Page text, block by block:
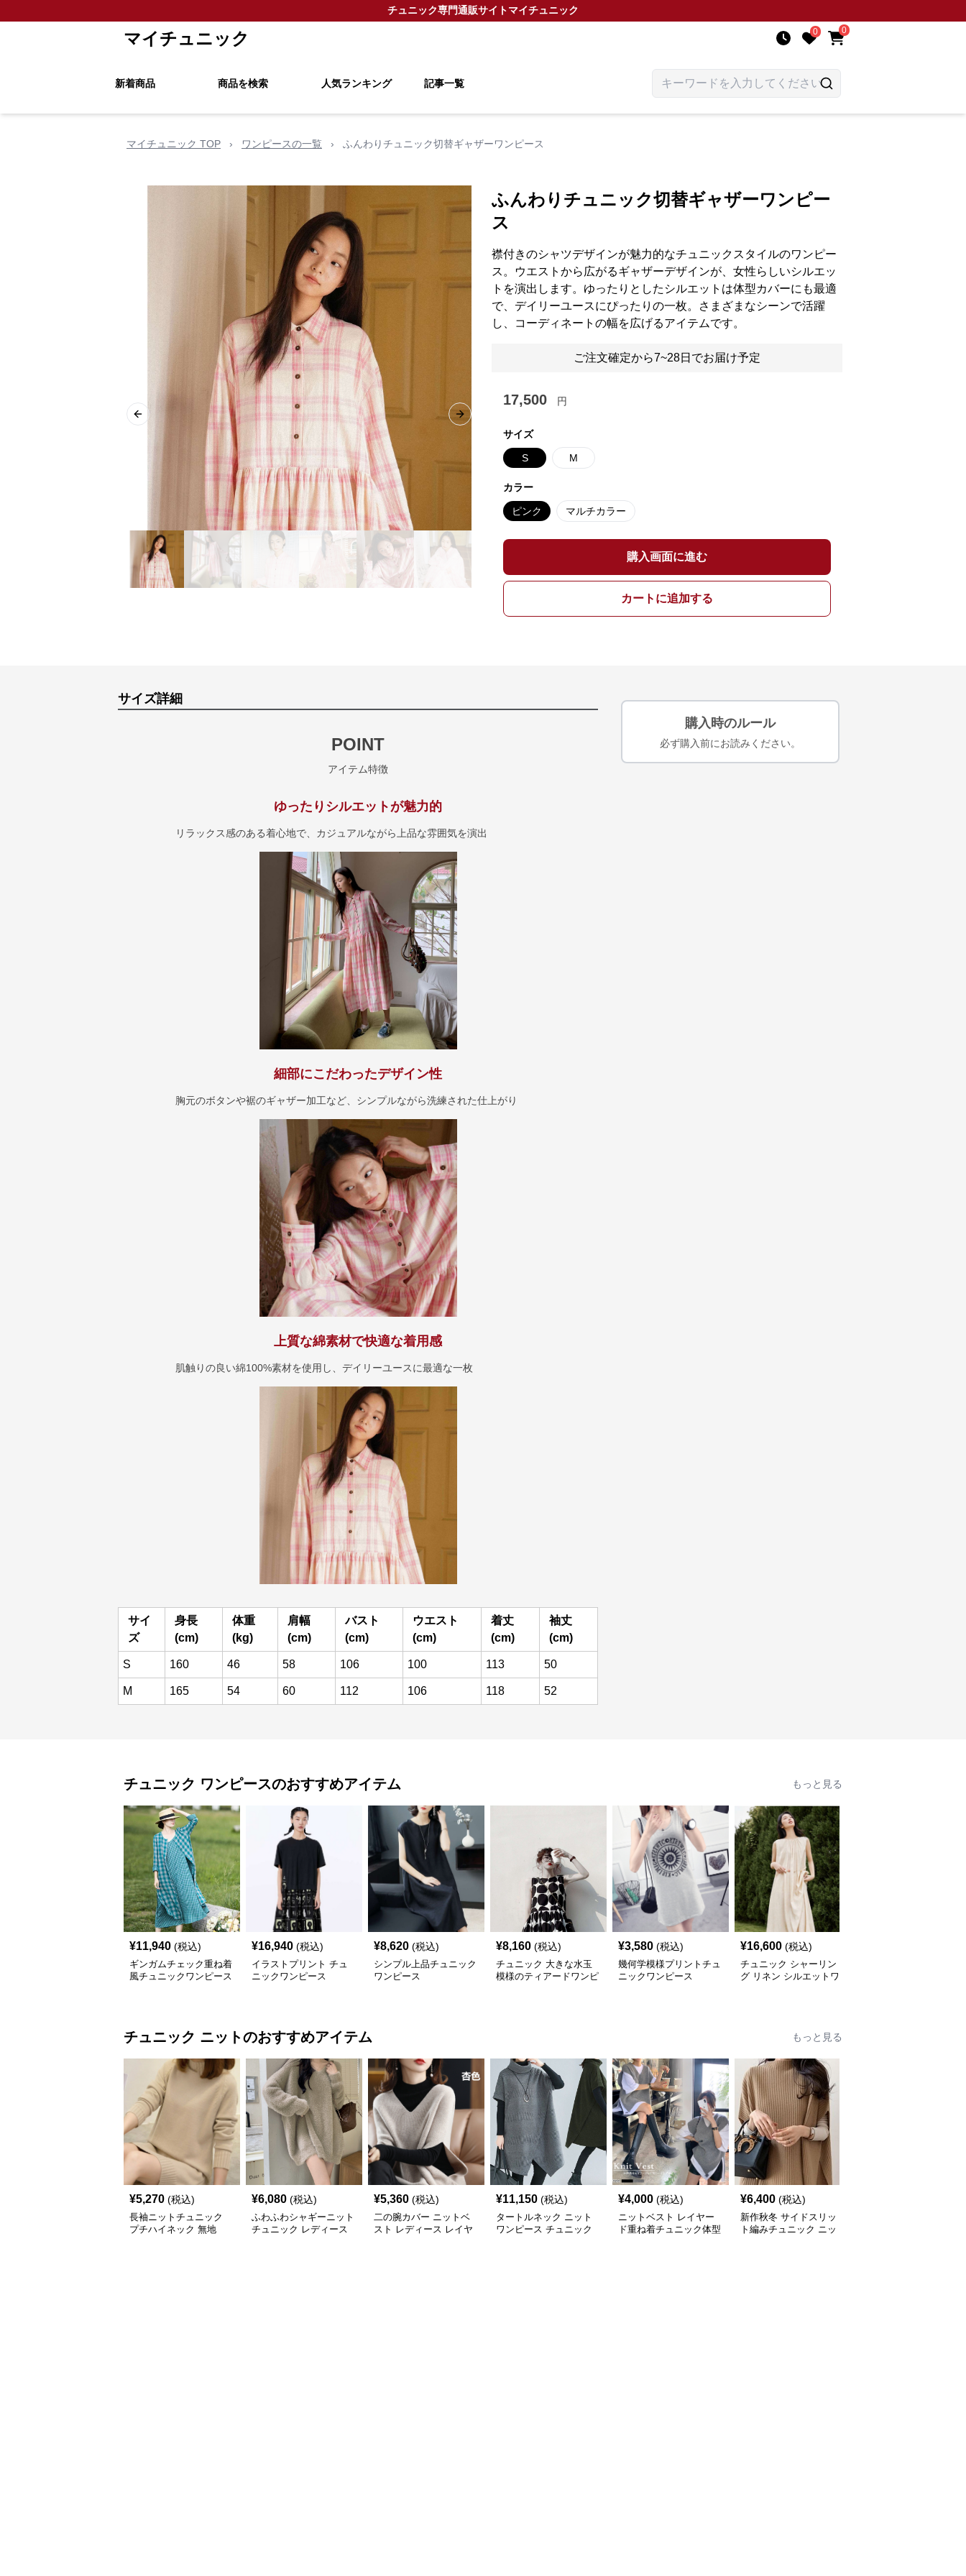
チュニック専門通販サイトマイチュニック
マイチュニック 0 0
新着商品 商品を検索 人気ランキング 記事一覧
マイチュニック TOP › ワンピースの一覧 › ふんわりチュニック切替ギャザーワンピース
Previous slide Next slide
ふんわりチュニック切替ギャザーワンピー
ス
襟付きのシャツデザインが魅力的なチュニックスタイルのワンピー
ス。ウエストから広がるギャザーデザインが、女性らしいシルエッ
トを演出します。ゆったりとしたシルエットは体型カバーにも最適
で、デイリーユースにぴったりの一枚。さまざまなシーンで活躍
し、コーディネートの幅を広げるアイテムです。
ご注文確定から7~28日でお届け予定
17,500 円
サイズ
S M
カラー
ピンク マルチカラー
購入画面に進む
カートに追加する
サイズ詳細
POINT
アイテム特徴
ゆったりシルエットが魅力的
リラックス感のある着心地で、カジュアルながら上品な雰囲気を演出
細部にこだわったデザイン性
胸元のボタンや裾のギャザー加工など、シンプルながら洗練された仕上がり
上質な綿素材で快適な着用感
肌触りの良い綿100%素材を使用し、デイリーユースに最適な一枚
サイ
ズ
身長
(cm)
体重
(kg)
肩幅
(cm)
バスト
(cm)
ウエスト
(cm)
着丈
(cm)
袖丈
(cm)
S 160 46 58 106 100 113 50
M 165 54 60 112 106 118 52
購入時のルール
必ず購入前にお読みください。
チュニック ワンピースのおすすめアイテム もっと見る
¥11,940 (税込)
ギンガムチェック重ね着
風チュニックワンピース
¥16,940 (税込)
イラストプリント チュ
ニックワンピース
¥8,620 (税込)
シンプル上品チュニック
ワンピース
¥8,160 (税込)
チュニック 大きな水玉
模様のティアードワンピ
¥3,580 (税込)
幾何学模様プリントチュ
ニックワンピース
¥16,600 (税込)
チュニック シャーリン
グ リネン シルエットワ
チュニック ニットのおすすめアイテム もっと見る
¥5,270 (税込)
長袖ニットチュニック
プチハイネック 無地
¥6,080 (税込)
ふわふわシャギーニット
チュニック レディース
¥5,360 (税込)
二の腕カバー ニットベ
スト レディース レイヤ
¥11,150 (税込)
タートルネック ニット
ワンピース チュニック
¥4,000 (税込)
ニットベスト レイヤー
ド重ね着チュニック体型
¥6,400 (税込)
新作秋冬 サイドスリッ
ト編みチュニック ニッ